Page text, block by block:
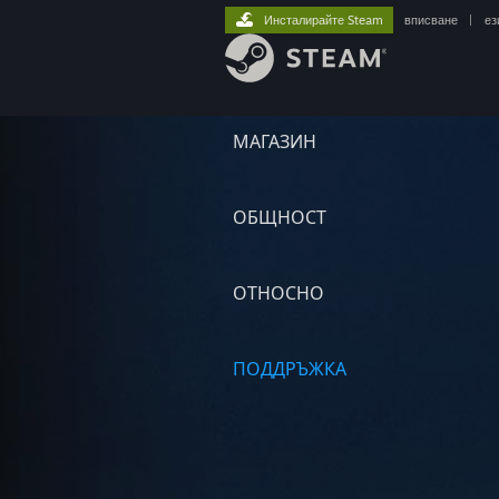
МАГАЗИН
ОБЩНОСТ
ОТНОСНО
ПОДДРЪЖКА
Инсталирайте Steam вписване